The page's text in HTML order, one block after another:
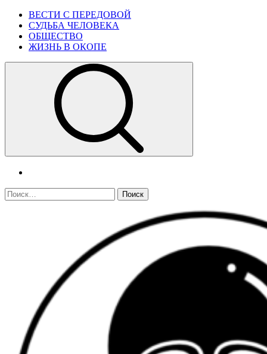
Skip
content
Primary
Menu
ВЕСТИ С ПЕРЕДОВОЙ
СУДЬБА ЧЕЛОВЕКА
ОБЩЕСТВО
ЖИЗНЬ В ОКОПЕ
Найти: